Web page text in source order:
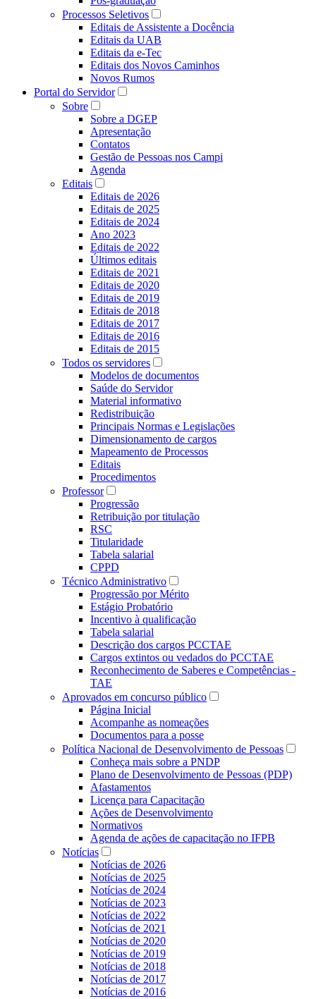
Processos Seletivos
Editais de Assistente a Docência
Editais da UAB
Editais da e-Tec
Editais dos Novos Caminhos
Novos Rumos
Portal do Servidor
Sobre
Sobre a DGEP
Apresentação
Contatos
Gestão de Pessoas nos Campi
Agenda
Editais
Editais de 2026
Editais de 2025
Editais de 2024
Ano 2023
Editais de 2022
Últimos editais
Editais de 2021
Editais de 2020
Editais de 2019
Editais de 2018
Editais de 2017
Editais de 2016
Editais de 2015
Todos os servidores
Modelos de documentos
Saúde do Servidor
Material informativo
Redistribuição
Principais Normas e Legislações
Dimensionamento de cargos
Mapeamento de Processos
Editais
Procedimentos
Professor
Progressão
Retribuição por titulação
RSC
Titularidade
Tabela salarial
CPPD
Técnico Administrativo
Progressão por Mérito
Estágio Probatório
Incentivo à qualificação
Tabela salarial
Descrição dos cargos PCCTAE
Cargos extintos ou vedados do PCCTAE
Reconhecimento de Saberes e Competências -
TAE
Aprovados em concurso público
Página Inicial
Acompanhe as nomeações
Documentos para a posse
Política Nacional de Desenvolvimento de Pessoas
Conheça mais sobre a PNDP
Plano de Desenvolvimento de Pessoas (PDP)
Afastamentos
Licença para Capacitação
Ações de Desenvolvimento
Normativos
Agenda de ações de capacitação no IFPB
Notícias
Notícias de 2026
Notícias de 2025
Notícias de 2024
Notícias de 2023
Notícias de 2022
Notícias de 2021
Notícias de 2020
Notícias de 2019
Notícias de 2018
Notícias de 2017
Notícias de 2016